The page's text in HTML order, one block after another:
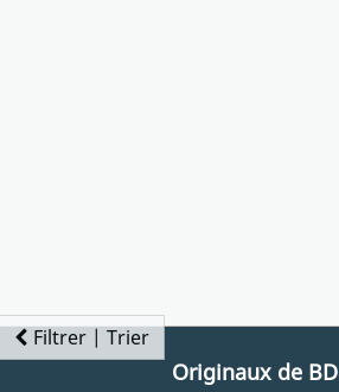
Filtrer | Trier
Originaux de BD